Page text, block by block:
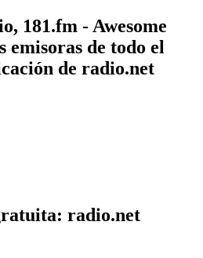
181.fm - Awesome
emisoras de todo el
de radio.net
radio.net